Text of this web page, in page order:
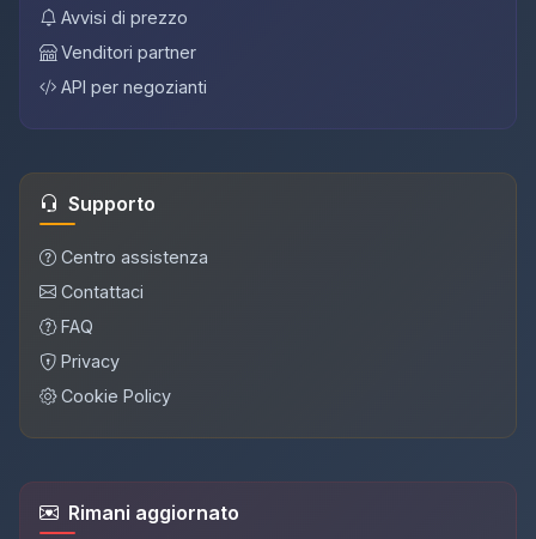
Avvisi di prezzo
Venditori partner
API per negozianti
Supporto
Centro assistenza
Contattaci
FAQ
Privacy
Cookie Policy
Rimani aggiornato